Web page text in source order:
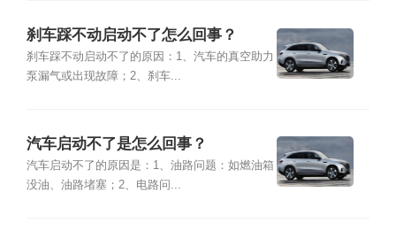
刹车踩不动启动不了怎么回事？
刹车踩不动启动不了的原因：1、汽车的真空助力
泵漏气或出现故障；2、刹车...
汽车启动不了是怎么回事？
汽车启动不了的原因是：1、油路问题：如燃油箱
没油、油路堵塞；2、电路问...